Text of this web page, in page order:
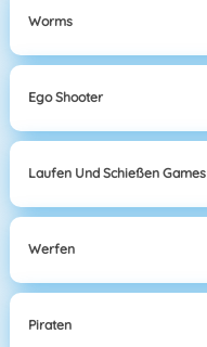
Worms
Ego Shooter
Laufen Und Schießen Games
Werfen
Piraten